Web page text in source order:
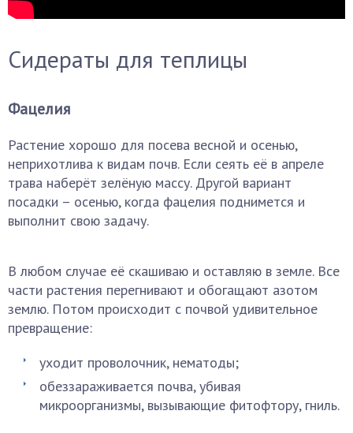
Сидераты для теплицы
Фацелия
Растение хорошо для посева весной и осенью,
неприхотлива к видам почв. Если сеять её в апреле
трава наберёт зелёную массу. Другой вариант
посадки – осенью, когда фацелия поднимется и
выполнит свою задачу.
В любом случае её скашиваю и оставляю в земле. Все
части растения перегнивают и обогащают азотом
землю. Потом происходит с почвой удивительное
превращение:
уходит проволочник, нематоды;
обеззараживается почва, убивая
микроорганизмы, вызывающие фитофтору, гниль.